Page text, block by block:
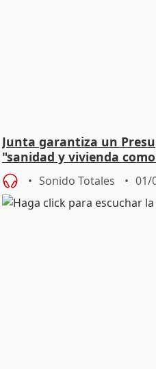
Junta garantiza un
"sanidad y vivienda
Sonido Totales 01/